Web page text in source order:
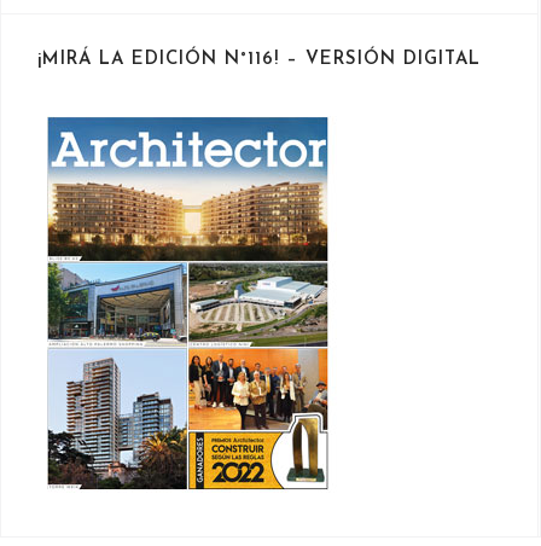
¡MIRÁ LA EDICIÓN N°116! – VERSIÓN DIGITAL